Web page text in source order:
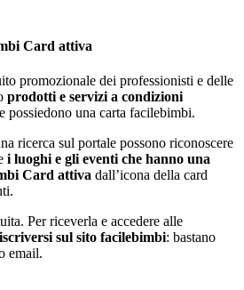
Card attiva
promozionale dei professionisti e delle
prodotti e servizi a condizioni
possiedono una carta facilebimbi.
ricerca sul portale possono riconoscere
i luoghi e gli eventi che hanno una
Card attiva dall’icona della card
Per riceverla e accedere alle
sul sito facilebimbi: bastano
email.